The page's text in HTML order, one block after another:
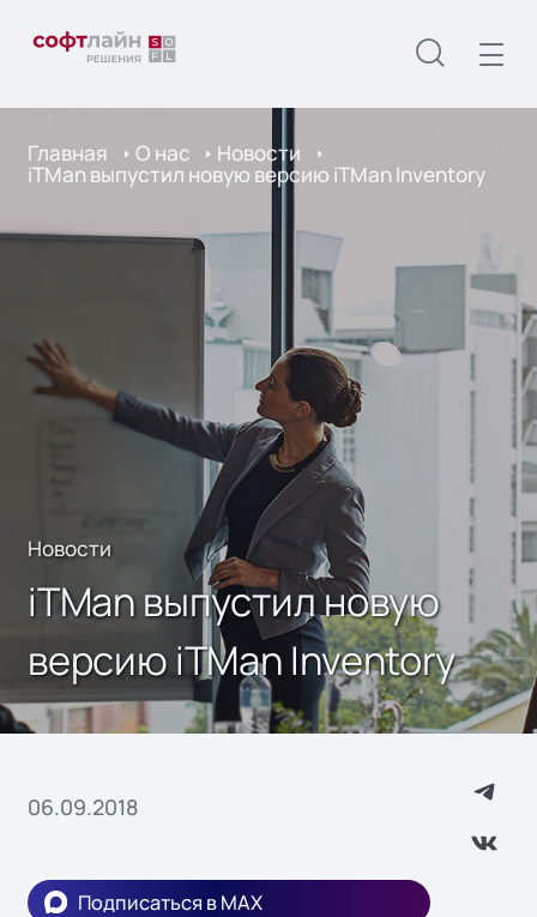
Главная О нас Новости
iTMan выпустил новую версию iTMan Inventory
Новости
iTMan выпустил новую
версию iTMan Inventory
06.09.2018
Подписаться в MAX